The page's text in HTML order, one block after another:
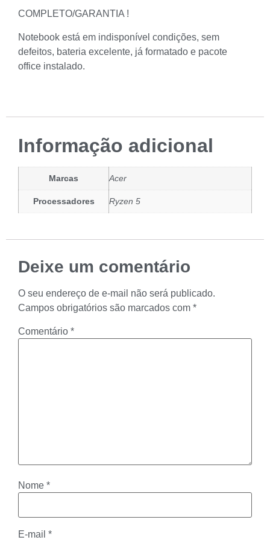
COMPLETO/GARANTIA !
Notebook está em indisponível condições, sem
defeitos, bateria excelente, já formatado e pacote
office instalado.
Informação adicional
Marcas Acer
Processadores Ryzen 5
Deixe um comentário
O seu endereço de e-mail não será publicado.
Campos obrigatórios são marcados com *
Comentário *
Nome *
E-mail *